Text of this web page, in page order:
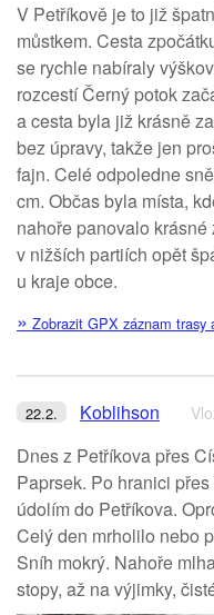
V Petříkově je to již
můstkem. Cesta
se rychle nabíraly
rozcestí Černý potok
a cesta byla již krásně
bez úpravy, takže jen
fajn. Celé odpoledne
cm. Občas byla místa,
nahoře panovalo
v nižších partiích opět
u kraje obce.
» Zobrazit GPX záznam trasy
22.2. Koblihson
Dnes z Petříkova přes
Paprsek. Po hranici
údolím do Petříkova.
Celý den mrholilo nebo
Sníh mokrý. Nahoře
stopy, až na výjimky,